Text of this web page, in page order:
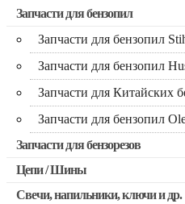
Запчасти для бензопил
Запчасти для бензопил
Запчасти для бензопил
Запчасти для Китайских
Запчасти для бензопил
Запчасти для бензорезов
Цепи / Шины
Свечи, напильники, ключи и др.